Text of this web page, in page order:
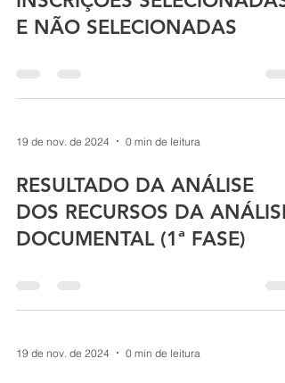
E NÃO SELECIONADAS
19 de nov. de 2024 0 min de leitura
RESULTADO DA ANÁLISE
DOS RECURSOS DA ANÁLISE
DOCUMENTAL (1ª FASE)
19 de nov. de 2024 0 min de leitura